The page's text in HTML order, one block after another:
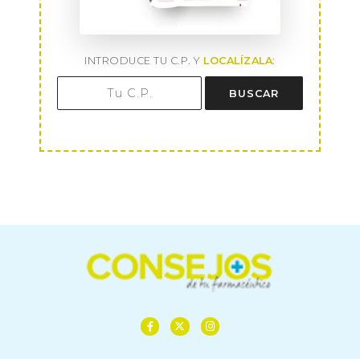
INTRODUCE TU C.P. Y LOCALÍZALA:
BUSCAR